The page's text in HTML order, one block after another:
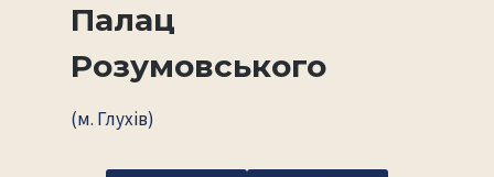
Палац
Розумовського
(м. Глухів)